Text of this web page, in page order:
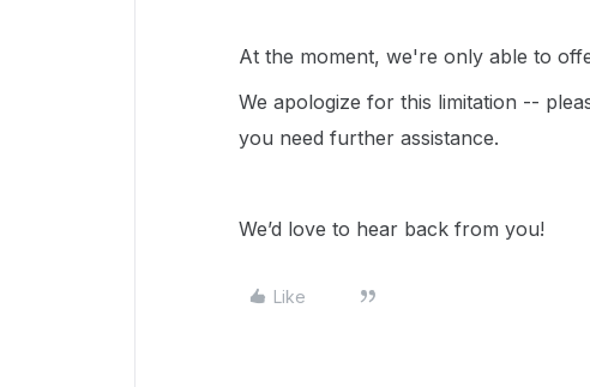
At the moment, we're only able to
We apologize for this limitation --
you need further assistance.
We’d love to hear back from you!
Like